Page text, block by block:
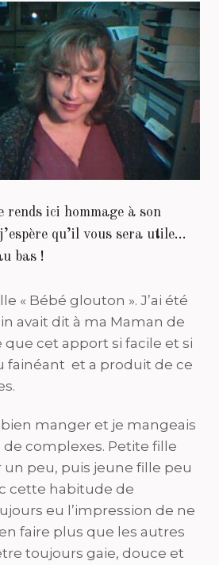
rends ici hommage à son
qu’il vous sera utile…
bas !
« Bébé glouton ». J’ai été
avait dit à ma Maman de
que cet apport si facile et si
fainéant et a produit de ce
manger et je mangeais
complexes. Petite fille
un peu, puis jeune fille peu
cette habitude de
eu l’impression de ne
faire plus que les autres
toujours gaie, douce et